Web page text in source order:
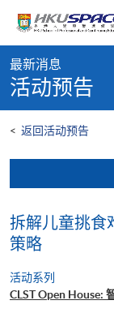
content
content
start
最新消息
活动预告
< 返回活动预告
拆解儿童挑食
策略
活动系列
CLST Open House: